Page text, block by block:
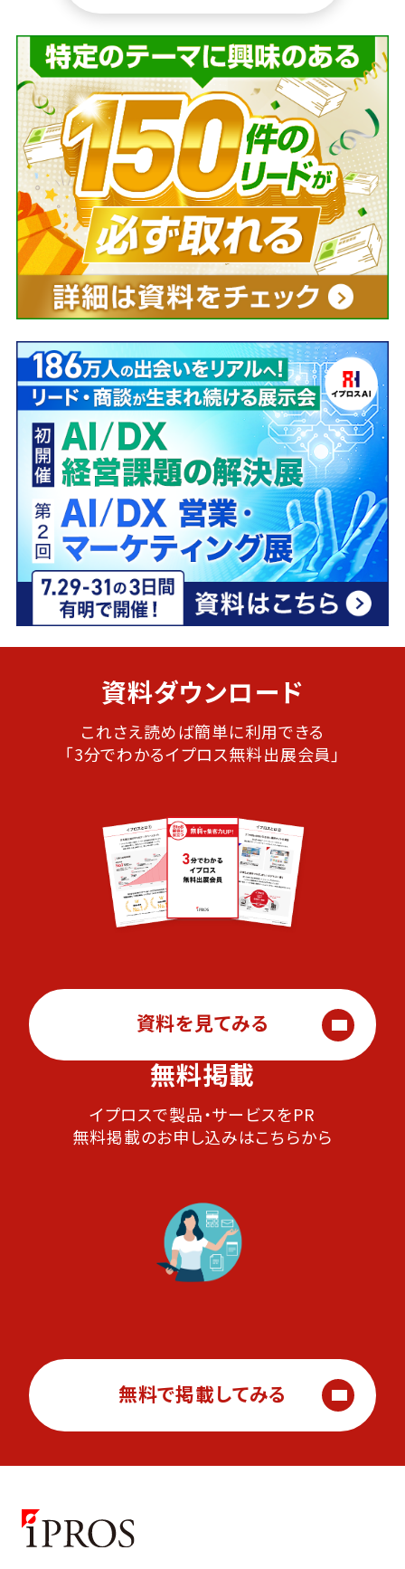
資料ダウンロード
これさえ読めば簡単に利用できる
「3分でわかるイプロス無料出展会員」
資料を見てみる
無料掲載
イプロスで製品・サービスをPR
無料掲載のお申し込みはこちらから
無料で掲載してみる